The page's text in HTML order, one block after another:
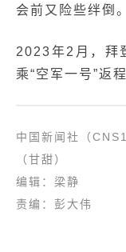
会前又险些绊倒。
2023年2月，拜
乘“空军一号”返
中国新闻社（
（甘甜）
编辑：梁静
责编：彭大伟